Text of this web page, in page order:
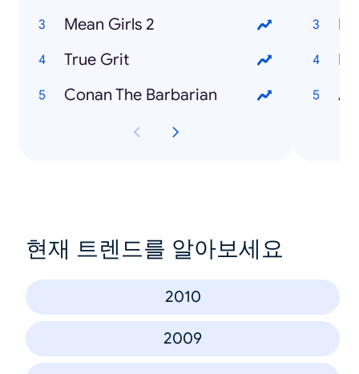
Mean Girls 2
True Grit
Conan The Barbarian
현재 트렌드를 알아보세요
2010
2009